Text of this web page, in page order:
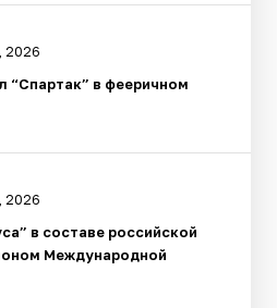
2026
“Спартак” в фееричном
2026
в составе российской
Международной